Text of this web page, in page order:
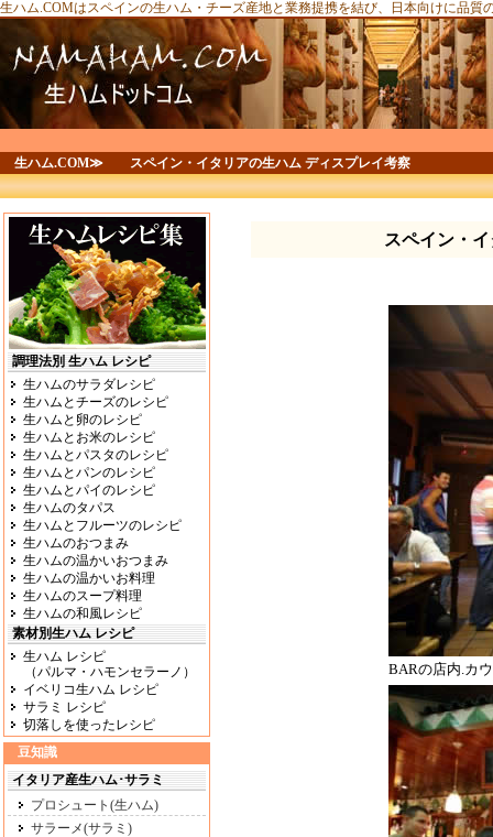
生ハム.COMはスペインの生ハム・チーズ産地と業務提携を結び、日本向けに品
生ハム.COM≫ スペイン・イタリアの生ハム ディスプレイ考察
調理法別 生ハム レシピ
生ハムのサラダレシピ
生ハムとチーズのレシピ
生ハムと卵のレシピ
生ハムとお米のレシピ
生ハムとパスタのレシピ
生ハムとパンのレシピ
生ハムとパイのレシピ
生ハムのタパス
生ハムとフルーツのレシピ
生ハムのおつまみ
生ハムの温かいおつまみ
生ハムの温かいお料理
生ハムのスープ料理
生ハムの和風レシピ
素材別生ハム レシピ
生ハム レシピ
（パルマ・ハモンセラーノ）
イベリコ生ハム レシピ
サラミ レシピ
切落しを使ったレシピ
豆知識
イタリア産生ハム･サラミ
プロシュート(生ハム)
サラーメ(サラミ)
スペイン・
BARの店内.カ